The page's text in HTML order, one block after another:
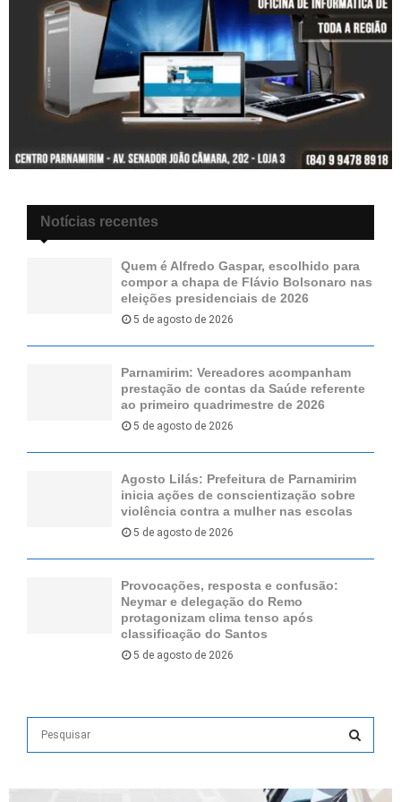
Notícias recentes
Quem é Alfredo Gaspar, escolhido para
compor a chapa de Flávio Bolsonaro nas
eleições presidenciais de 2026
5 de agosto de 2026
Parnamirim: Vereadores acompanham
prestação de contas da Saúde referente
ao primeiro quadrimestre de 2026
5 de agosto de 2026
Agosto Lilás: Prefeitura de Parnamirim
inicia ações de conscientização sobre
violência contra a mulher nas escolas
5 de agosto de 2026
Provocações, resposta e confusão:
Neymar e delegação do Remo
protagonizam clima tenso após
classificação do Santos
5 de agosto de 2026